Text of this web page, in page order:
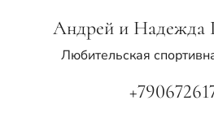
Андрей и Надежда
Любительская